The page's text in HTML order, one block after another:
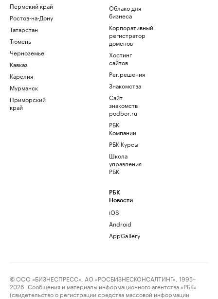
Пермский край
Ростов-на-Дону
Татарстан
Тюмень
Черноземье
Кавказ
Карелия
Мурманск
Приморский
край
Облако для
бизнеса
Корпоративный
регистратор
доменов
Хостинг
сайтов
Рег.решения
Знакомства
Сайт
знакомств
podbor.ru
РБК
Компании
РБК Курсы
Школа
управления
РБК
РБК
Новости
iOS
Android
AppGallery
© ООО «БИЗНЕСПРЕСС», АО «РОСБИЗНЕСКОНСАЛТИНГ», 1995–
2026. Сообщения и материалы информационного агентства «РБК»
(свидетельство о регистрации средства массовой информации